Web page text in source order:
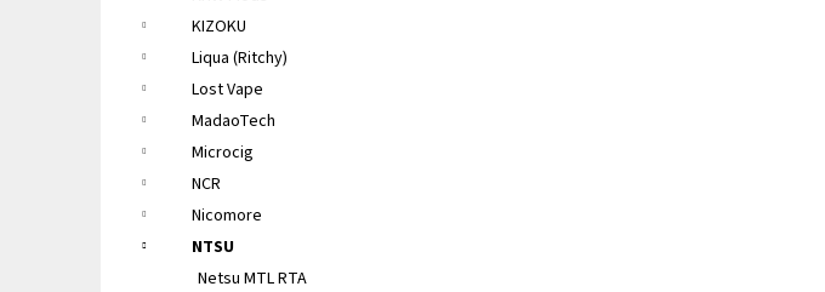
KIZOKU
Liqua (Ritchy)
Lost Vape
MadaoTech
Microcig
NCR
Nicomore
NTSU
Netsu MTL RTA